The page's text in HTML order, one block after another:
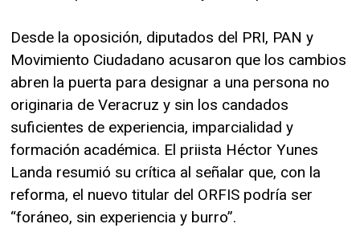
Desde la oposición, diputados del PRI, PAN y
Movimiento Ciudadano acusaron que los cambios
abren la puerta para designar a una persona no
originaria de Veracruz y sin los candados
suficientes de experiencia, imparcialidad y
formación académica. El priista Héctor Yunes
Landa resumió su crítica al señalar que, con la
reforma, el nuevo titular del ORFIS podría ser
“foráneo, sin experiencia y burro”.